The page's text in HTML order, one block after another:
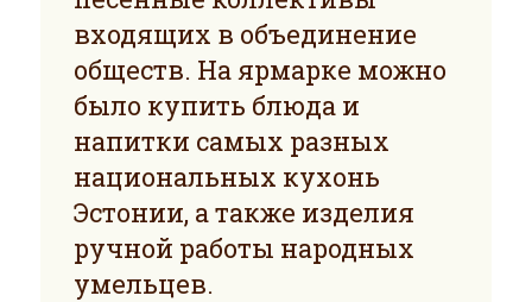
входящих в объединение
обществ. На ярмарке можно
было купить блюда и
напитки самых разных
национальных кухонь
Эстонии, а также изделия
ручной работы народных
умельцев.